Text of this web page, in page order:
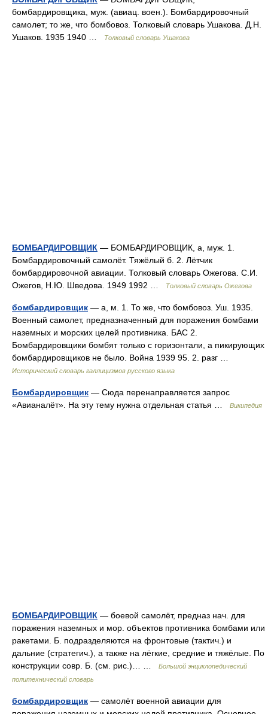
бомбардировщика, муж. (авиац. воен.). Бомбардировочный
самолет; то же, что бомбовоз. Толковый словарь Ушакова. Д.Н.
Ушаков. 1935 1940 …
Толковый словарь Ушакова
БОМБАРДИРОВЩИК — БОМБАРДИРОВЩИК, а, муж. 1.
Бомбардировочный самолёт. Тяжёлый б. 2. Лётчик
бомбардировочной авиации. Толковый словарь Ожегова. С.И.
Ожегов, Н.Ю. Шведова. 1949 1992 …
Толковый словарь Ожегова
бомбардировщик — а, м. 1. То же, что бомбовоз. Уш. 1935.
Военный самолет, предназначенный для поражения бомбами
наземных и морских целей противника. БАС 2.
Бомбардировщики бомбят только с горизонтали, а пикирующих
бомбардировщиков не было. Война 1939 95. 2. разг …
Исторический словарь галлицизмов русского языка
Бомбардировщик — Сюда перенаправляется запрос
«Авианалёт». На эту тему нужна отдельная статья …
Википедия
БОМБАРДИРОВЩИК — боевой самолёт, предназ нач. для
поражения наземных и мор. объектов противника бомбами или
ракетами. Б. подразделяются на фронтовые (тактич.) и
дальние (стратегич.), а также на лёгкие, средние и тяжёлые. По
конструкции совр. Б. (см. рис.)… …
Большой энциклопедический
политехнический словарь
бомбардировщик — самолёт военной авиации для